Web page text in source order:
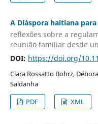
A Diáspora haitiana
reflexões sobre a
reunião familiar desde
DOI: https://doi.org/
Clara Rossatto Bohrz,
Saldanha
PDF
XML